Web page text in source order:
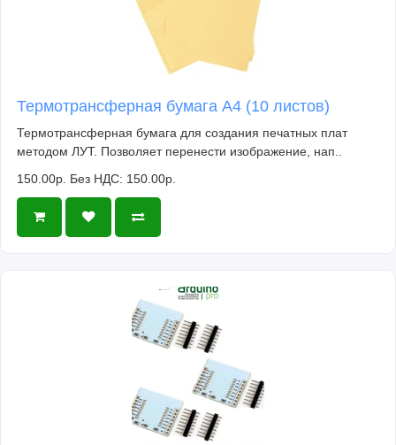
Термотрансферная бумага А4 (10 листов)
Термотрансферная бумага для создания печатных плат
методом ЛУТ. Позволяет перенести изображение, нап..
150.00р. Без НДС: 150.00р.